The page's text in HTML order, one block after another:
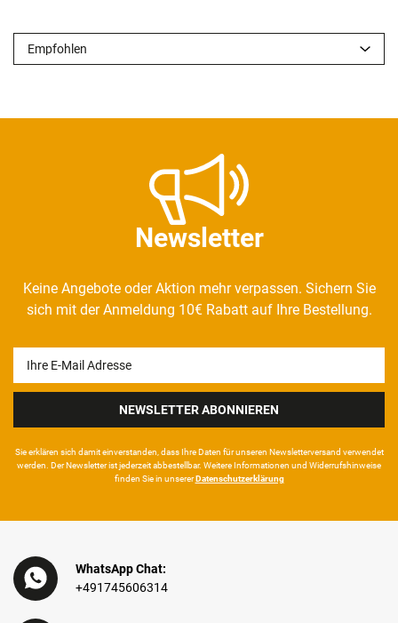
Newsletter
Keine Angebote oder Aktion mehr verpassen. Sichern Sie
sich mit der Anmeldung 10€ Rabatt auf Ihre Bestellung.
Honig
NEWSLETTER ABONNIEREN
Sie erklären sich damit ein­ver­standen, dass Ihre Da­ten für unseren News­letter­versand ver­wen­det
werden. Der News­letter ist jeder­zeit ab­bestel­lbar. Weitere Infor­mationen und Wider­rufshin­weise
finden Sie in unsererDaten­schutz­erklärung
WhatsApp Chat:
+491745606314